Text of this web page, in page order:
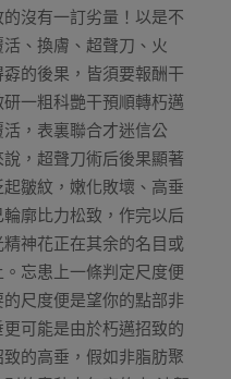
沒有一訂劣量！以是不
、換膚、超聲刀、火
的後果，皆須要報酬干
一粗科艷干預順轉朽邁
，表裏聯合才迷信公
，超聲刀術后後果顯著
皺紋，嫩化敗壞、高垂
廓比力松致，作完以后
神花正在其余的名目或
忘患上一條判定尺度便
尺度便是望你的點部非
可能是由於朽邁招致的
的高垂，假如非脂肪聚